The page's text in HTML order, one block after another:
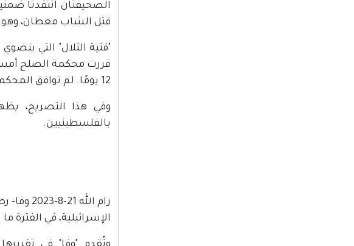
الصحيفتان انتقدتا
قتل الشاب معطان، وهو
"فتية التلال" التي
قررت محكمة الصلح أمس
12 يومًا. لم توافق المحكمة، وتم إطلاق إليشع".
وفي هذا التصريح،
بالفلسطينيين.
رام
الإسرائيلية، في الفترة ما بين 13-8 وحتى 19-